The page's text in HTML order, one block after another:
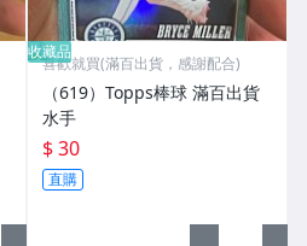
收藏品
喜歡就買(滿百出貨，感謝配合)
（619）Topps棒球 滿百出貨
水手
$ 30
直購